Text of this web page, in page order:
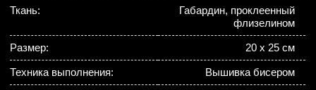
Ткань:
Габардин, проклеенный
флизелином
Размер: 20 х 25 см
Техника выполнения: Вышивка бисером